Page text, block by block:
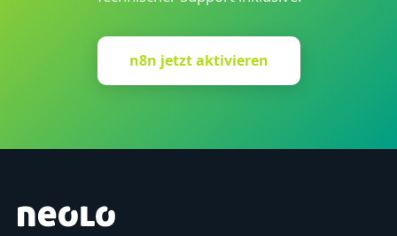
n8n jetzt aktivieren